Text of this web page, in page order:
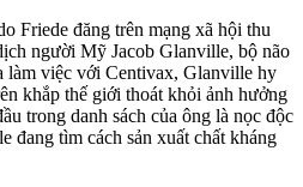
Friede đăng trên mạng xã hội thu
người Mỹ Jacob Glanville, bộ não
làm việc với Centivax, Glanville hy
khắp thế giới thoát khỏi ảnh hưởng
trong danh sách của ông là nọc độc
đang tìm cách sản xuất chất kháng